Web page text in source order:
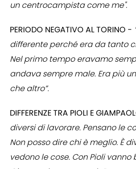
un centrocampista come me".
PERIODO NEGATIVO AL TORINO -
differente perché era da tanto
Nel primo tempo eravamo
andava sempre male. Era più
che altro”.
DIFFERENZE TRA PIOLI E
diversi di lavorare. Pensano le
Non posso dire chi è meglio. È
vedono le cose. Con Pioli vanno